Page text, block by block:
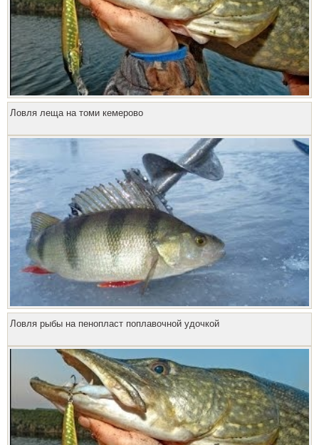
Ловля леща на томи кемерово
Ловля рыбы на пенопласт поплавочной удочкой